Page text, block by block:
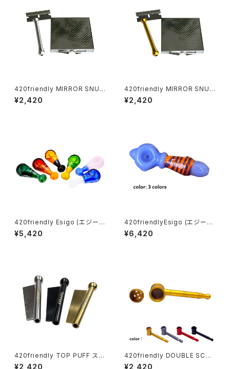
420friendly MIRROR SNUF
F KIT (ミラースナッフキット)
¥2,420
420friendly MIRROR SNUF
F KIT (ミラースナッフキット)
¥2,420
420friendly Esigo (エジー
ゴ) - ミニスプーン ガラスパイプ
¥5,420
420friendlyEsigo (エジーゴ)
-ウィグワグ ガラスパイプ
¥6,420
420friendly TOP PUFF スニ
ッフィング チューブ・ヘラ付き
¥2,420
420friendly DOUBLE SCRE
EN HAMMER(ダブルスクリー
¥2,420